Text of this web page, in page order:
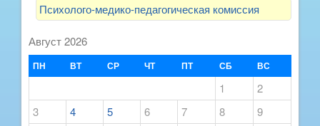
Психолого-медико-педагогическая комиссия
Август 2026
ПН ВТ СР ЧТ ПТ СБ ВС
1
2
3
4 5 6 7 8
9